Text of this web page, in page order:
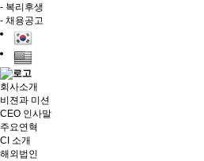
- 복리후생
- 채용공고
회사소개
비젼과 미션
CEO 인사말
주요연혁
CI 소개
해외법인